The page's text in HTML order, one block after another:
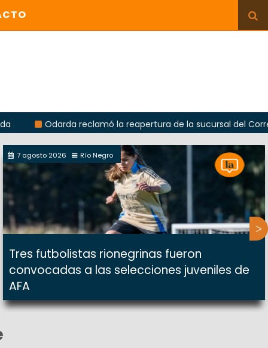
reclamó la reapertura de la sucursal del Correo
7 agosto 2026 Río Negro
Tres futbolistas rionegrinas fueron
convocadas a las selecciones juveniles de
AFA